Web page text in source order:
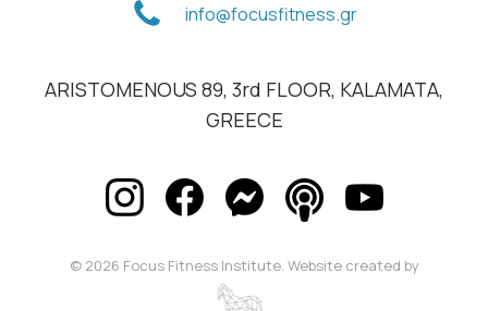
info@focusfitness.gr
ARISTOMENOUS 89, 3rd FLOOR, KALAMATA,
GREECE
© 2026 Focus Fitness Institute. Website created by